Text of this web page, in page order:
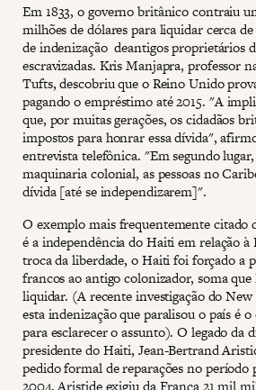
Em 1833, o governo britânico contraiu
milhões de dólares para liquidar cerca
de indenização deantigos proprietários
escravizadas. Kris Manjapra, professor
Tufts, descobriu que o Reino Unido
pagando o empréstimo até 2015. "A
que, por muitas gerações, os cidadãos
impostos para honrar essa dívida",
entrevista telefônica. "Em segundo
maquinaria colonial, as pessoas no
dívida [até se independizarem]".
O exemplo mais frequentemente citado
é a independência do Haiti em relação à
troca da liberdade, o Haiti foi forçado a
francos ao antigo colonizador, soma que
liquidar. (A recente investigação do
esta indenização que paralisou o país é
para esclarecer o assunto). O legado da
presidente do Haiti, Jean-Bertrand
pedido formal de reparações no período
2004, Aristide exigiu da França 21 mil